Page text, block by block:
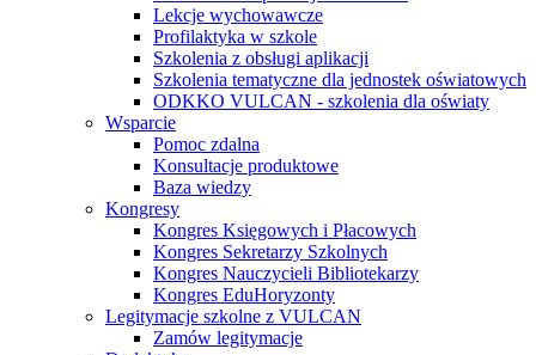
Lekcje wychowawcze
Profilaktyka w szkole
Szkolenia z obsługi aplikacji
Szkolenia tematyczne dla jednostek oświatowych
ODKKO VULCAN - szkolenia dla oświaty
Wsparcie
Pomoc zdalna
Konsultacje produktowe
Baza wiedzy
Kongresy
Kongres Księgowych i Płacowych
Kongres Sekretarzy Szkolnych
Kongres Nauczycieli Bibliotekarzy
Kongres EduHoryzonty
Legitymacje szkolne z VULCAN
Zamów legitymacje